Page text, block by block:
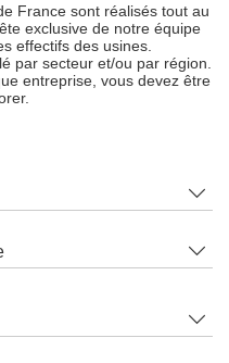
France sont réalisés tout au
exclusive de notre équipe
effectifs des usines.
par secteur et/ou par région.
entreprise, vous devez être